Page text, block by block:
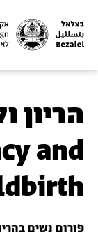
הריון
and
פורום נשים